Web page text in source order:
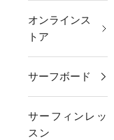
オンラインス
トア
サーフボード
サーフィンレッ
スン